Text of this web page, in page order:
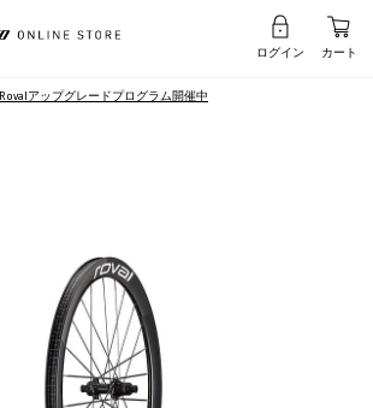
ログイン カート
Rovalアップグレードプログラム開催中